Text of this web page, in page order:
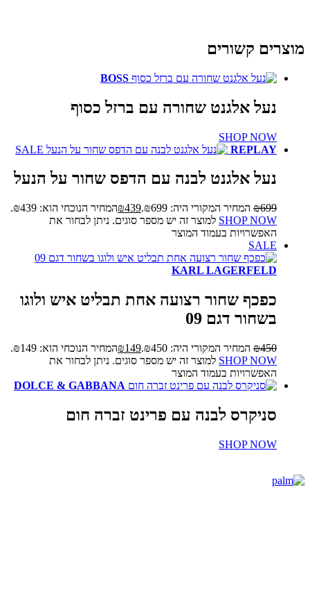
מוצרים קשורים
BOSS
נעל אלגנט שחורה עם ברזל כסוף
SHOP NOW
SALE
REPLAY
נעל אלגנט לבנה עם הדפס שחור על הנעל
₪699 המחיר המקורי היה: ₪699. ₪439
המחיר הנוכחי הוא: ₪439.
SHOP NOW למוצר זה יש מספר סוגים. ניתן לבחור את
האפשרויות בעמוד המוצר
SALE
KARL LAGERFELD
כפכף שחור רצועה אחת תבליט איש ולוגו
בשחור דגם 09
₪450 המחיר המקורי היה: ₪450. ₪149
המחיר הנוכחי הוא: ₪149.
SHOP NOW למוצר זה יש מספר סוגים. ניתן לבחור את
האפשרויות בעמוד המוצר
DOLCE & GABBANA
סניקרס לבנה עם פרינט זברה חום
SHOP NOW